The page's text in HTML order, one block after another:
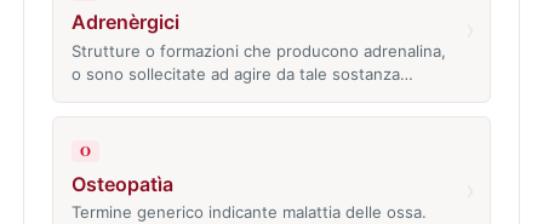
Adrenèrgici
Strutture o formazioni che producono adrenalina,
o sono sollecitate ad agire da tale sostanza…
O
Osteopatìa
Termine generico indicante malattia delle ossa.